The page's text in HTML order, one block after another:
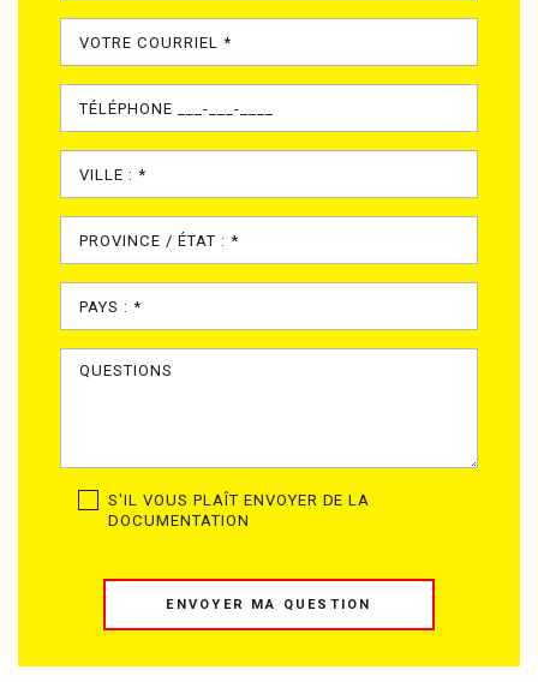
S'IL VOUS PLAÎT ENVOYER DE LA
DOCUMENTATION
ENVOYER MA QUESTION